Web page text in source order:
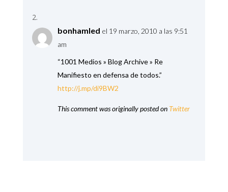
bonhamled el 19 marzo, 2010 a las 9:51
am
“1001 Medios » Blog Archive » Re
Manifiesto en defensa de todos.”
http://j.mp/di9BW2
This comment was originally posted on Twitter